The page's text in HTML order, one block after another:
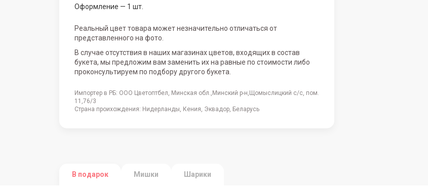
Оформление — 1 шт.
Реальный цвет товара может незначительно отличаться от
представленного на фото.
В случае отсутствия в наших магазинах цветов, входящих в состав
букета, мы предложим вам заменить их на равные по стоимости либо
проконсультируем по подбору другого букета.
Импортер в РБ: ООО Цветоптбел, Минская обл.,Минский р-н,Щомыслицкий с/с, пом.
11,76/3
Страна проихождения: Нидерланды, Кения, Эквадор, Беларусь
В подарок Мишки Шарики